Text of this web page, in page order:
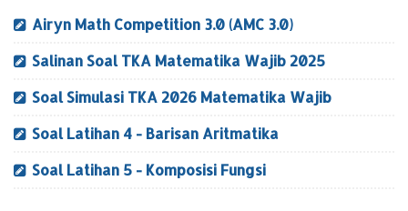
Airyn Math Competition 3.0 (AMC 3.0)
Salinan Soal TKA Matematika Wajib 2025
Soal Simulasi TKA 2026 Matematika Wajib
Soal Latihan 4 - Barisan Aritmatika
Soal Latihan 5 - Komposisi Fungsi